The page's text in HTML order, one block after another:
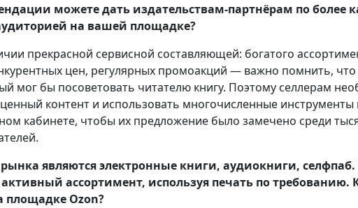
можете дать издательствам-партнёрам по более
на вашей площадке?
прекрасной сервисной составляющей: богатого
цен, регулярных промоакций — важно помнить,
мог бы посоветовать читателю книгу. Поэтому селлерам
контент и использовать многочисленные
кабинете, чтобы их предложение было замечено среди
являются электронные книги, аудиокниги,
ассортимент, используя печать по требованию.
площадке Ozon?